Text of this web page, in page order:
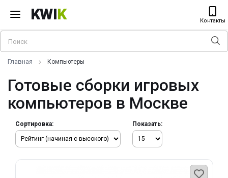
KWIK Контакты
Главная Компьютеры
Готовые сборки игровых
компьютеров в Москве
Сортировка: Показать: